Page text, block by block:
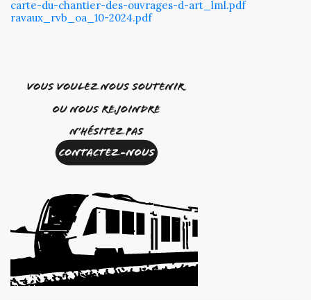
carte-du-chantier-des-ouvrages-d-art_lml.pdf
ravaux_rvb_oa_10-2024.pdf